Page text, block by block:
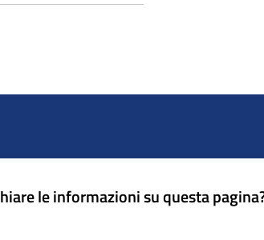
le informazioni su questa